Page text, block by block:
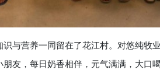
营养一同留在了花江村。对悠纯牧
友，每日奶香相伴，元气满满，大口